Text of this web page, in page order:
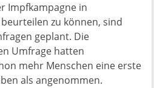
Impfkampagne in
zu können, sind
geplant. Die
Umfrage hatten
mehr Menschen eine erste
als angenommen.